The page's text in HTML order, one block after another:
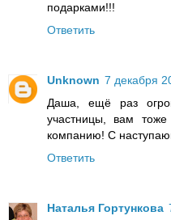
подарками!!!
Ответить
Unknown 7 декабря
Даша, ещё раз
участницы, вам
компанию! С
Ответить
Наталья Гортункова